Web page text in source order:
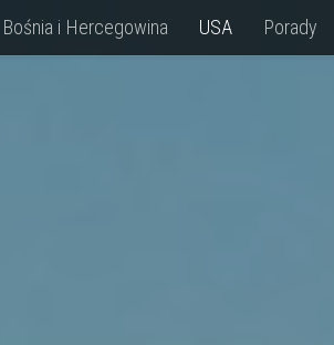
Bośnia i Hercegowina USA Porady